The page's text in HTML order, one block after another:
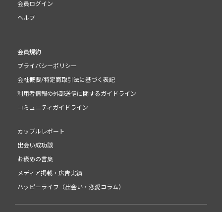
会員ログイン
ヘルプ
会員規約
プライバシーポリシー
会社概要/特定商取引法に基づく表記
利用者情報の外部送信に関するガイドライン
コミュニティガイドライン
カップルレポート
出会い成功談
お褒めの言葉
メディア掲載・広告実績
ハッピーライフ（出会い・恋愛コラム）